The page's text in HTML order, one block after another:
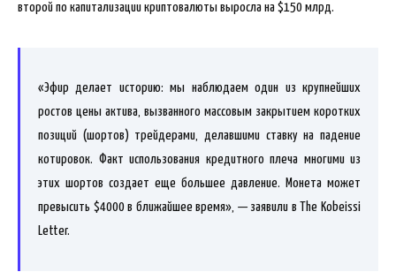
второй по капитализации криптовалюты выросла на $150 млрд.
«Эфир делает историю: мы наблюдаем один из крупнейших
ростов цены актива, вызванного массовым закрытием коротких
позиций (шортов) трейдерами, делавшими ставку на падение
котировок. Факт использования кредитного плеча многими из
этих шортов создает еще большее давление. Монета может
превысить $4000 в ближайшее время», — заявили в The Kobeissi
Letter.